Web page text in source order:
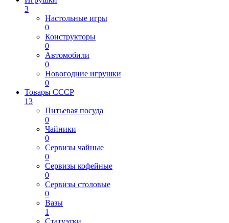
3
Настольные игры
0
Конструкторы
0
Автомобили
0
Новогодние игрушки
0
Товары СССР
13
Питьевая посуда
0
Чайники
0
Сервизы чайные
0
Сервизы кофейные
0
Сервизы столовые
0
Вазы
1
Статуэтки